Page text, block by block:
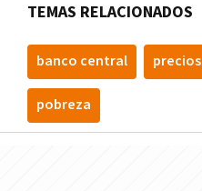
TEMAS RELACIONADOS
banco central precios
pobreza